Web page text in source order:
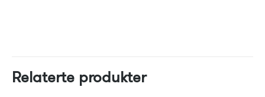
Relaterte produkter